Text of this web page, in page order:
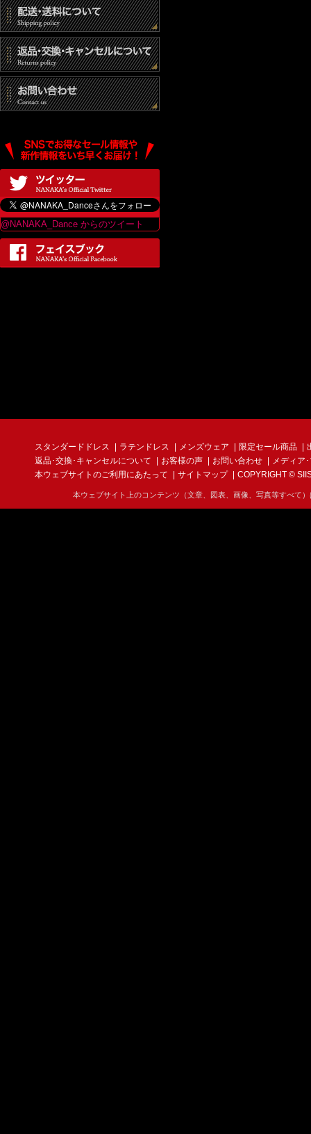
@NANAKA_Dance からのツイート
スタンダードドレス ラテンドレス メンズウェア 限定セール商品
返品･交換･キャンセルについて
お客様の声 お問い合わせ
メディア
本ウェブサイトのご利用にあたって
サイトマップ COPYRIGHT ©
本ウェブサイト上のコンテンツ（文章、図表、画像、写真等すべて